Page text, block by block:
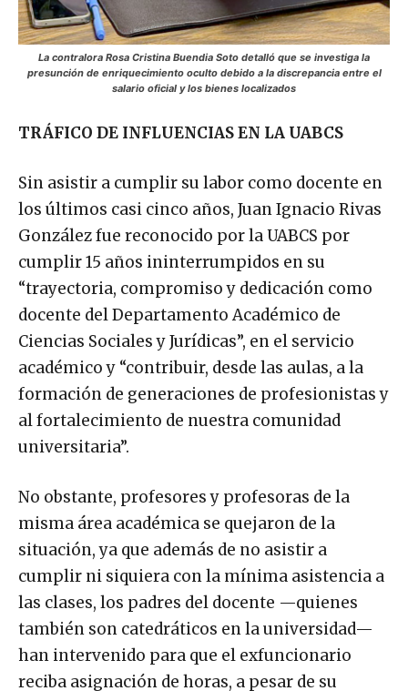
La contralora Rosa Cristina Buendia Soto detalló que se investiga la
presunción de enriquecimiento oculto debido a la discrepancia entre el
salario oficial y los bienes localizados
TRÁFICO DE INFLUENCIAS EN LA UABCS
Sin asistir a cumplir su labor como docente en
los últimos casi cinco años, Juan Ignacio Rivas
González fue reconocido por la UABCS por
cumplir 15 años ininterrumpidos en su
“trayectoria, compromiso y dedicación como
docente del Departamento Académico de
Ciencias Sociales y Jurídicas”, en el servicio
académico y “contribuir, desde las aulas, a la
formación de generaciones de profesionistas y
al fortalecimiento de nuestra comunidad
universitaria”.
No obstante, profesores y profesoras de la
misma área académica se quejaron de la
situación, ya que además de no asistir a
cumplir ni siquiera con la mínima asistencia a
las clases, los padres del docente —quienes
también son catedráticos en la universidad—
han intervenido para que el exfuncionario
reciba asignación de horas, a pesar de su